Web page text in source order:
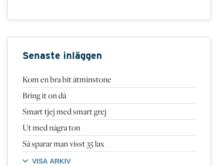
Senaste inläggen
Kom en bra bit åtminstone
Bring it on då
Smart tjej med smart grej
Ut med några ton
Så sparar man visst 35 lax
VISA ARKIV